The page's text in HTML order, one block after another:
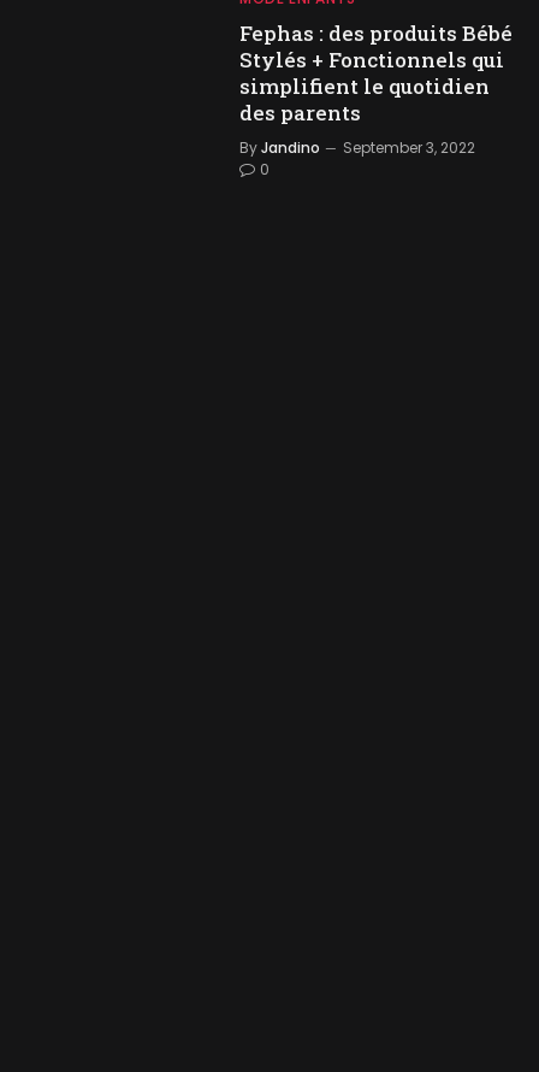
Fephas : des produits Bébé
Stylés + Fonctionnels qui
simplifient le quotidien
des parents
ByJandino
September 3, 2022
0